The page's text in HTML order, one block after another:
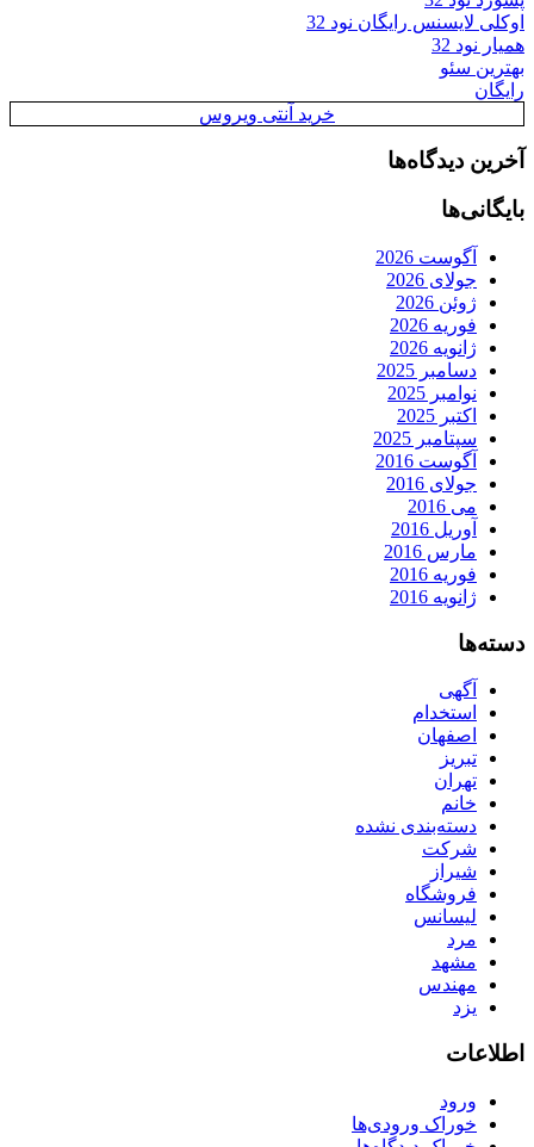
اوکلی لایسنس رایگان نود 32
همیار نود 32
بهترین سئو
رایگان
خرید آنتی ویروس
آخرین دیدگاه‌ها
بایگانی‌ها
آگوست 2026
جولای 2026
ژوئن 2026
فوریه 2026
ژانویه 2026
دسامبر 2025
نوامبر 2025
اکتبر 2025
سپتامبر 2025
آگوست 2016
جولای 2016
می 2016
آوریل 2016
مارس 2016
فوریه 2016
ژانویه 2016
دسته‌ها
آگهی
استخدام
اصفهان
تبریز
تهران
خانم
دسته‌بندی نشده
شرکت
شیراز
فروشگاه
لیسانس
مرد
مشهد
مهندس
یزد
اطلاعات
ورود
خوراک ورودی‌ها